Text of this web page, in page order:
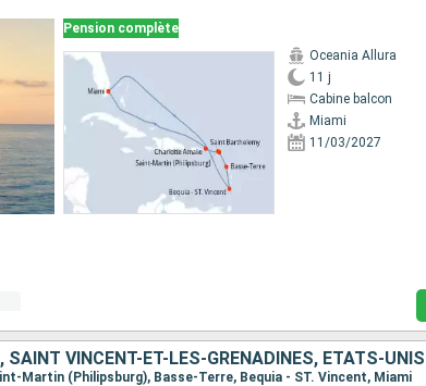
Pension complète
Oceania Allura
11 j
Cabine balcon
Miami
11/03/2027
VINCENT-ET-LES-GRENADINES, ÉTATS-UNIS
Martin (Philipsburg), Basse-Terre, Bequia - ST. Vincent, Miami